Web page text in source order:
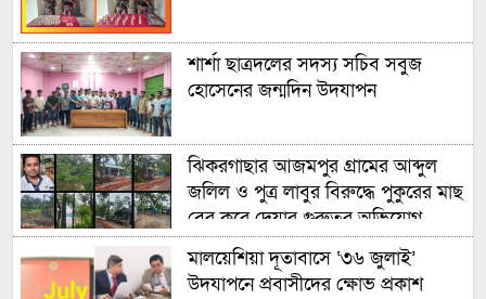
শার্শা ছাত্রদলের সদস্য সচিব সবুজ
হোসেনের জন্মদিন উদযাপন
ঝিকরগাছার আজমপুর গ্রামের আব্দুল
জলিল ও পুত্র লাবুর বিরুদ্ধে পুকুরের মাছ
বের করে দেয়ার গুরুতর অভিযোগ
উঠেছে
মালয়েশিয়া দূতাবাসে ‘৩৬ জুলাই’
উদযাপনে প্রবাসীদের ক্ষোভ প্রকাশ